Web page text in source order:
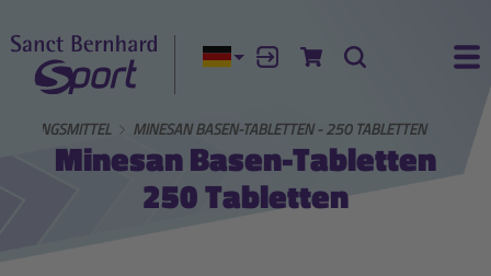
Aktuelle Sprache:
AnmeldenZum Warenkorb
Suche
MINESAN BASEN-TABLETTEN - 250 TABLETTEN
Minesan Basen-Tabletten
250 Tabletten